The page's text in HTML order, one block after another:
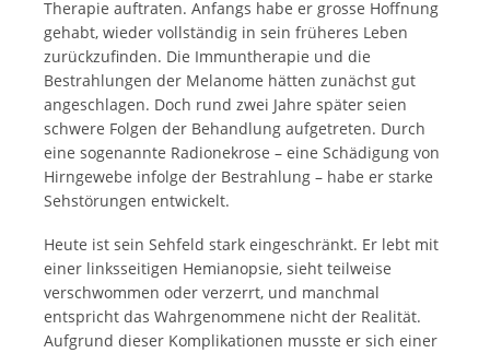
Therapie auftraten. Anfangs habe er grosse Hoffnung
gehabt, wieder vollständig in sein früheres Leben
zurückzufinden. Die Immuntherapie und die
Bestrahlungen der Melanome hätten zunächst gut
angeschlagen. Doch rund zwei Jahre später seien
schwere Folgen der Behandlung aufgetreten. Durch
eine sogenannte Radionekrose – eine Schädigung von
Hirngewebe infolge der Bestrahlung – habe er starke
Sehstörungen entwickelt.
Heute ist sein Sehfeld stark eingeschränkt. Er lebt mit
einer linksseitigen Hemianopsie, sieht teilweise
verschwommen oder verzerrt, und manchmal
entspricht das Wahrgenommene nicht der Realität.
Aufgrund dieser Komplikationen musste er sich einer